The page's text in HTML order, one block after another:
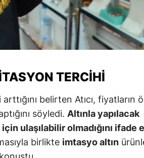
TERCIHI
belirten Atıcı, fiyatların
söyledi. Altınla yapılacak
ulaşılabilir olmadığını ifade
birlikte imtasyo altın